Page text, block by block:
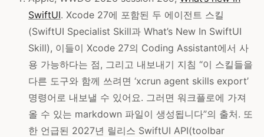
SwiftUI. Xcode 27에 포함된 두 에이전트 스킬
(SwiftUI Specialist Skill과 What’s New In SwiftUI
Skill), 이들이 Xcode 27의 Coding Assistant에서 사
용 가능하다는 점, 그리고 내보내기 지침 “이 스킬들을
다른 도구와 함께 쓰려면 ‘xcrun agent skills export’
명령어로 내보낼 수 있어요. 그러면 워크플로에 가져
올 수 있는 markdown 파일이 생성됩니다”의 출처. 또
한 언급된 2027년 릴리스 SwiftUI API(toolbar